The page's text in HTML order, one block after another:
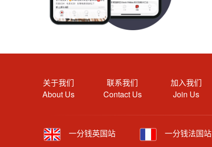
关于我们
About Us
联系我们
Contact Us
加入我们
Join Us
一分钱英国站 一分钱法国站